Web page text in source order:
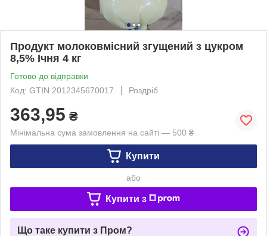
Продукт молоковмісний згущений з цукром
8,5% Ічня 4 кг
Готово до відправки
Код: GTIN 2012345670017
Роздріб
363,95 ₴
Мінімальна сума замовлення на сайті — 500 ₴
Купити
або
Купити з
Що таке купити з Пром?